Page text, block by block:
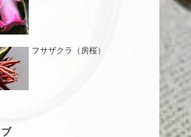
フサザクラ（房桜）